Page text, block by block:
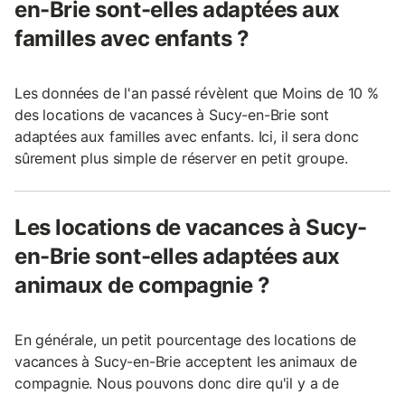
en-Brie sont-elles adaptées aux
familles avec enfants ?
Les données de l'an passé révèlent que Moins de 10 %
des locations de vacances à Sucy-en-Brie sont
adaptées aux familles avec enfants. Ici, il sera donc
sûrement plus simple de réserver en petit groupe.
Les locations de vacances à Sucy-
en-Brie sont-elles adaptées aux
animaux de compagnie ?
En générale, un petit pourcentage des locations de
vacances à Sucy-en-Brie acceptent les animaux de
compagnie. Nous pouvons donc dire qu'il y a de